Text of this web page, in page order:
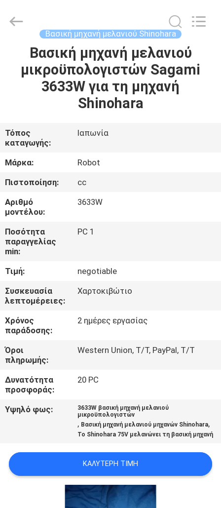
ΣΠΊΤΙ
ΠΡΟΪΌΝΤΑ
ΕΜΕΊΣ
ΓΎΡΟΣ
ΕΡΓΟΣΤΑΣΊΩΝ
ΠΟΙΟΤΙΚΌΣ
ΈΛΕΓΧΟΣ
ΕΛΆΤΕ
ΣΕ
ΕΠΑΦΉ
ΜΕ
ΖΗΤΉΣΤΕ
ΈΝΑ
ΑΠΌΣΠΑΣΜΑ
PRIVACY
POLICY
Automation
Co.ltd.
Βασική μηχανή μελανιού Shinohara
Βασική μηχανή μελανιού
μικροϋπολογιστών Sagami
3633W για τη μηχανή
Shinohara
Τόπος
καταγωγής:
Ιαπωνία
Μάρκα:
Robot
Πιστοποίηση:
cc
Αριθμό
μοντέλου:
3633W
Ποσότητα
παραγγελίας
min:
PC 1
Τιμή:
negotiable
Συσκευασία
λεπτομέρειες:
Χαρτοκιβώτιο
Χρόνος
παράδοσης:
2 ημέρες εργασίας
Όροι
πληρωμής:
Western Union, T/T, PayPal, T/T
Δυνατότητα
προσφοράς:
20 PC
Υψηλό φως:
3633W βασική μηχανή μελανιού
μικροϋπολογιστών
, Βασική μηχανή μελανιού μηχανών Shinohara,
Το Shinohara 75V μελανώνει τη βασική μηχανή
ΚΑΛΎΤΕΡΗ ΤΙΜΉ